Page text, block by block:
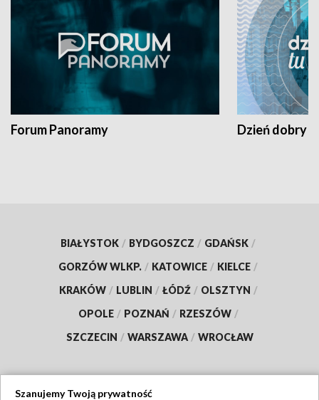
Forum Panoramy Dzień dobry
BIAŁYSTOK / BYDGOSZCZ / GDAŃSK /
GORZÓW WLKP. / KATOWICE / KIELCE /
KRAKÓW / LUBLIN / ŁÓDŹ / OLSZTYN /
OPOLE / POZNAŃ / RZESZÓW /
SZCZECIN / WARSZAWA / WROCŁAW
Szanujemy Twoją prywatność